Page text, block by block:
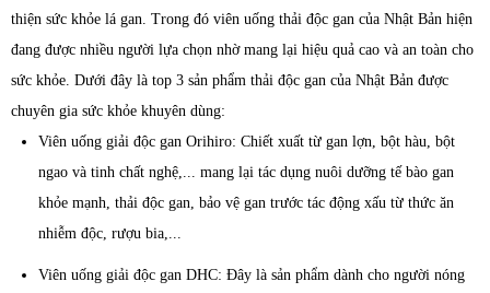
thiện sức khỏe lá gan. Trong đó viên uống thải độc gan của Nhật Bản hiện
đang được nhiều người lựa chọn nhờ mang lại hiệu quả cao và an toàn cho
sức khỏe. Dưới đây là top 3 sản phẩm thải độc gan của Nhật Bản được
chuyên gia sức khỏe khuyên dùng:
Viên uống giải độc gan Orihiro: Chiết xuất từ gan lợn, bột hàu, bột
ngao và tinh chất nghệ,... mang lại tác dụng nuôi dưỡng tế bào gan
khỏe mạnh, thải độc gan, bảo vệ gan trước tác động xấu từ thức ăn
nhiễm độc, rượu bia,...
Viên uống giải độc gan DHC: Đây là sản phẩm dành cho người nóng